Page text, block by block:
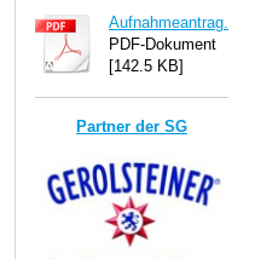
Aufnahmeantrag.pdf
PDF-Dokument
[142.5 KB]
Partner der SG